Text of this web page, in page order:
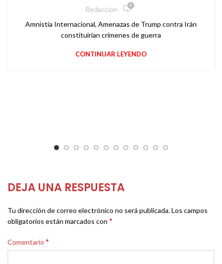
Redaccion 0
Amnistía Internacional, Amenazas de Trump contra Irán
constituirían crímenes de guerra
CONTINUAR LEYENDO
DEJA UNA RESPUESTA
Tu dirección de correo electrónico no será publicada.Los campos
obligatorios están marcados con *
Comentario *